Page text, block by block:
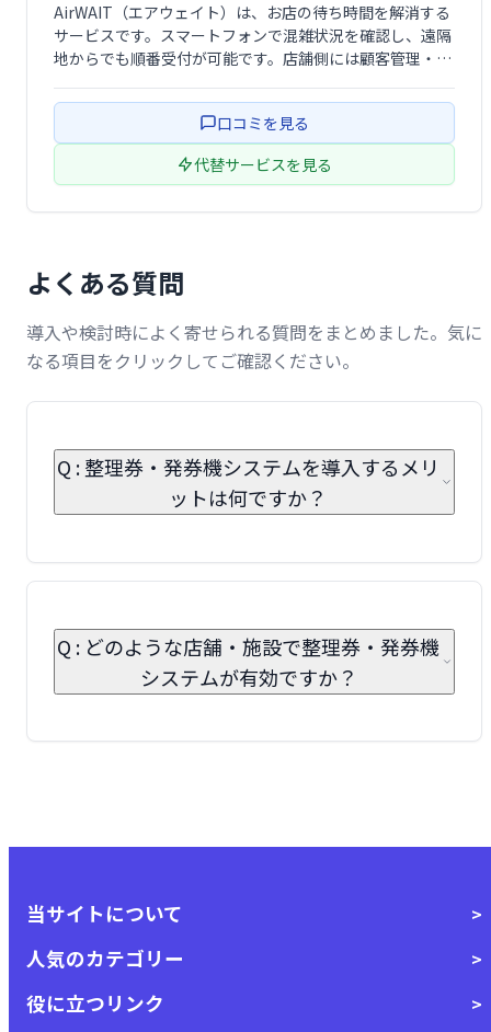
AirWAIT（エアウェイト）は、お店の待ち時間を解消する
サービスです。スマートフォンで混雑状況を確認し、遠隔
地からでも順番受付が可能です。店舗側には顧客管理・運
というメリットを提供します。スムーズな顧客体験を実現
し、お店の集客力向上にも貢献しま …
口コミを見る
代替サービスを見る
よくある質問
導入や検討時によく寄せられる質問をまとめました。気に
なる項目をクリックしてご確認ください。
Q : 整理券・発券機システムを導入するメリ
ットは何ですか？
Q : どのような店舗・施設で整理券・発券機
システムが有効ですか？
当サイトについて
人気のカテゴリー
役に立つリンク